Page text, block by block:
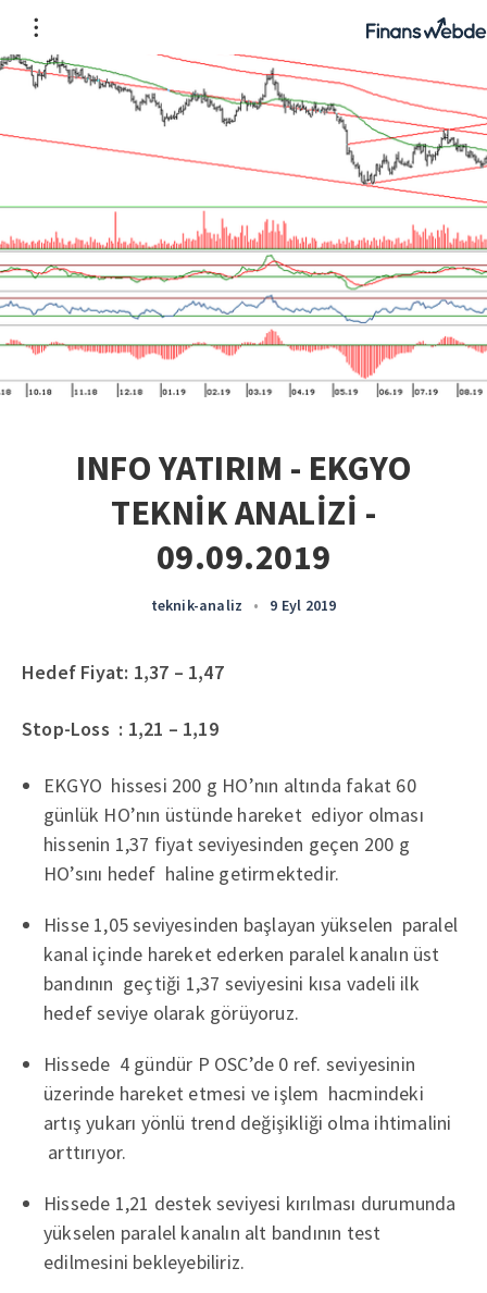
INFO YATIRIM - EKGYO
TEKNİK ANALİZİ -
09.09.2019
teknik-analiz • 9 Eyl 2019
Hedef Fiyat: 1,37 – 1,47
Stop-Loss : 1,21 – 1,19
EKGYO hissesi 200 g HO’nın altında fakat 60
günlük HO’nın üstünde hareket ediyor olması
hissenin 1,37 fiyat seviyesinden geçen 200 g
HO’sını hedef haline getirmektedir.
Hisse 1,05 seviyesinden başlayan yükselen paralel
kanal içinde hareket ederken paralel kanalın üst
bandının geçtiği 1,37 seviyesini kısa vadeli ilk
hedef seviye olarak görüyoruz.
Hissede 4 gündür P OSC’de 0 ref. seviyesinin
üzerinde hareket etmesi ve işlem hacmindeki
artış yukarı yönlü trend değişikliği olma ihtimalini
arttırıyor.
Hissede 1,21 destek seviyesi kırılması durumunda
yükselen paralel kanalın alt bandının test
edilmesini bekleyebiliriz.